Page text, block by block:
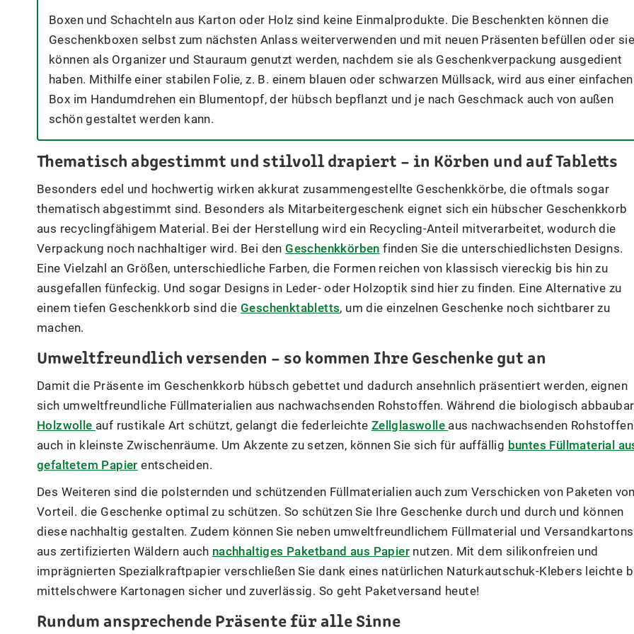
Boxen und Schachteln aus Karton oder Holz sind keine Einmalprodukte. Die Beschenkten können die
Geschenkboxen selbst zum nächsten Anlass weiterverwenden und mit neuen Präsenten befüllen oder sie
können als Organizer und Stauraum genutzt werden, nachdem sie als Geschenkverpackung ausgedient
haben. Mithilfe einer stabilen Folie, z. B. einem blauen oder schwarzen Müllsack, wird aus einer einfachen
Box im Handumdrehen ein Blumentopf, der hübsch bepflanzt und je nach Geschmack auch von außen
schön gestaltet werden kann.
Thematisch abgestimmt und stilvoll drapiert – in Körben und auf Tabletts
Besonders edel und hochwertig wirken akkurat zusammengestellte Geschenkkörbe, die oftmals sogar
thematisch abgestimmt sind. Besonders als Mitarbeitergeschenk eignet sich ein hübscher Geschenkkorb
aus recyclingfähigem Material. Bei der Herstellung wird ein Recycling-Anteil mitverarbeitet, wodurch die
Verpackung noch nachhaltiger wird. Bei denGeschenkkörben finden Sie die unterschiedlichsten Designs.
Eine Vielzahl an Größen, unterschiedliche Farben, die Formen reichen von klassisch viereckig bis hin zu
ausgefallen fünfeckig. Und sogar Designs in Leder- oder Holzoptik sind hier zu finden. Eine Alternative zu
einem tiefen Geschenkkorb sind die Geschenktabletts, um die einzelnen Geschenke noch sichtbarer zu
machen.
Umweltfreundlich versenden – so kommen Ihre Geschenke gut an
Damit die Präsente im Geschenkkorb hübsch gebettet und dadurch ansehnlich präsentiert werden, eignen
sich umweltfreundliche Füllmaterialien aus nachwachsenden Rohstoffen. Während die biologisch
Holzwolle auf rustikale Art schützt, gelangt die federleichte Zellglaswolle aus nachwachsenden Rohstoffen
auch in kleinste Zwischenräume. Um Akzente zu setzen, können Sie sich für auffällig buntes Füllmaterial
gefaltetem Papier entscheiden.
Des Weiteren sind die polsternden und schützenden Füllmaterialien auch zum Verschicken von Paketen von
Vorteil. die Geschenke optimal zu schützen. So schützen Sie Ihre Geschenke durch und durch und können
diese nachhaltig gestalten. Zudem können Sie neben umweltfreundlichem Füllmaterial und Versandkartons
aus zertifizierten Wäldern auch nachhaltiges Paketband aus Papier nutzen. Mit dem silikonfreien und
imprägnierten Spezialkraftpapier verschließen Sie dank eines natürlichen Naturkautschuk-Klebers leichte
mittelschwere Kartonagen sicher und zuverlässig. So geht Paketversand heute!
Rundum ansprechende Präsente für alle Sinne